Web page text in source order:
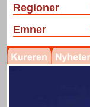
Regioner
Emner